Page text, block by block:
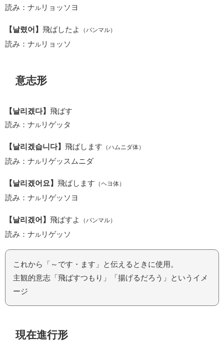
読み：ナ ル リョッソヨ
【날렸어】 飛ばしたよ （パンマル）
読み：ナ ル リョッソ
意志形
【날리겠다】 飛ばす
読み：ナ ル リゲッタ
【날리겠습니다】 飛ばします （ハムニダ体）
読み：ナ ル リゲッスムニダ
【날리겠어요】 飛ばします （ヘヨ体）
読み：ナ ル リゲッソヨ
【날리겠어】 飛ばすよ （パンマル）
読み：ナ ル リゲッソ
これから「～です・ます」と伝えるときに使用。
主観的意志「飛ばすつもり」「揚げるだろう」というイメ
ージ
現在進行形